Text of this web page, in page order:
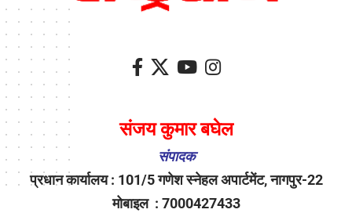
संजय कुमार बघेल
संपादक
प्रधान कार्यालय : 101/5 गणेश स्नेहल अपार्टमेंट, नागपुर-22
मोबाइल : 7000427433